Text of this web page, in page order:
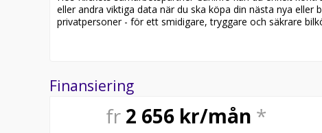
- Köp online & få gratis hemleverans
- Möjlighet till 0 kr i kontantinsats för företag
- Vi köper även in eller byter in din nuvarande bil
eller andra viktiga data när du ska köpa din nästa nya
privatpersoner - för ett smidigare, tryggare och säkrare
Finansiering
fr 2 656kr/mån *